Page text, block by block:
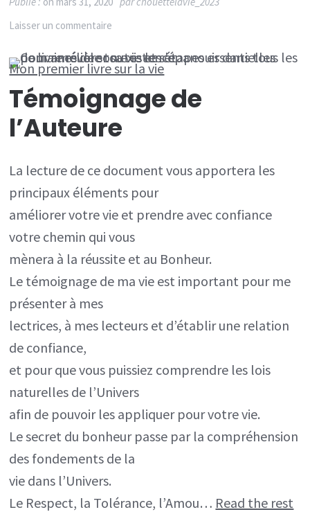
Laisser un commentaire
Communiquer
Pour
bien
sa
vie
Mon premier livre sur la vie
Témoignage de
l’Auteure
La lecture de ce document vous apportera les
principaux éléments pour
améliorer votre vie et prendre avec confiance
votre chemin qui vous
mènera à la réussite et au Bonheur.
Le témoignage de ma vie est important pour me
présenter à mes
lectrices, à mes lecteurs et d’établir une relation
de confiance,
et pour que vous puissiez comprendre les lois
naturelles de l’Univers
afin de pouvoir les appliquer pour votre vie.
Le secret du bonheur passe par la compréhension
des fondements de la
vie dans l’Univers.
Le Respect, la Tolérance, l’Amou… Read the rest